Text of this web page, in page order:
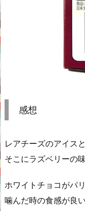
感想
レアチーズのアイス
そこにラズベリーの
ホワイトチョコがパ
噛んだ時の食感が良